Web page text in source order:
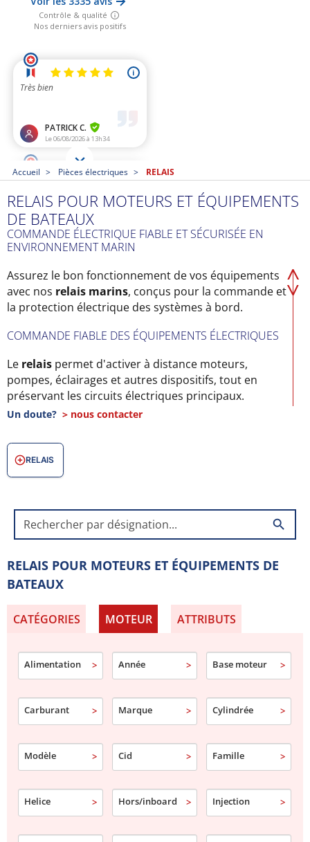
Accueil Pièces électriques RELAIS
RELAIS POUR MOTEURS ET ÉQUIPEMENTS
DE BATEAUX
COMMANDE ÉLECTRIQUE FIABLE ET SÉCURISÉE EN
ENVIRONNEMENT MARIN
Assurez le bon fonctionnement de vos équipements
avec nos relais marins, conçus pour la commande et
la protection électrique des systèmes à bord.
COMMANDE FIABLE DES ÉQUIPEMENTS ÉLECTRIQUES
Le relais permet d'activer à distance moteurs,
pompes, éclairages et autres dispositifs, tout en
préservant les circuits électriques principaux.
Nos relais sont étanches et résistants à l'humidité, à
la corrosion et aux vibrations, garantissant une
COMPATIBILITÉ AVEC INSTALLATIONS MARINES
Parfaits pour moteurs, pompes, treuils et
équipements électriques de bateaux, nos relais
s'intègrent facilement dans tous types d'installations.
Un doute? > nous contacter
RELAIS
search
RELAIS POUR MOTEURS ET ÉQUIPEMENTS DE
BATEAUX
CATÉGORIES MOTEUR
Alimentation Année Base moteur
Carburant Marque Cylindrée
Modèle Cid Famille
Helice Hors/inboard Injection
ATTRIBUTS